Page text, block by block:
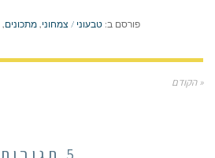
פורסם ב: טבעוני / צמחוני,מתכונים,
« הקודם
5 תגובות